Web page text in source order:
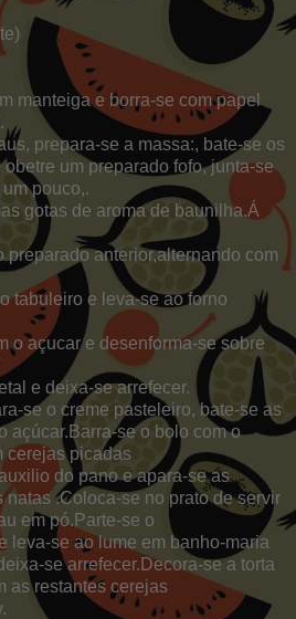
manteiga e borra-se com papel
prepara-se a massa:, bate-se os
um preparado fofo, junta-se
pouco,.
gotas de aroma de baunilha.Á
preparado anterior,alternando com
tabuleiro e leva-se ao forno
o açucar e desenforma-se sobre
e deixa-se arrefecer.
se o creme pasteleiro, bate-se as
açúcar.Barra-se o bolo com o
cerejas picadas
do pano e apara-se as
natas .Coloca-se no prato de servir
em pó.Parte-se o
leva-se ao lume em banho-maria
se arrefecer.Decora-se a torta
as restantes cerejas